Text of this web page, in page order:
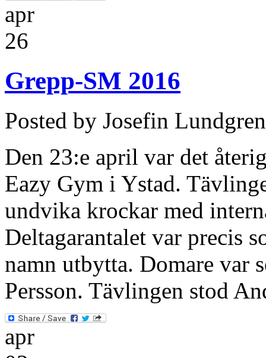
apr
26
Grepp-SM 2016
Posted by Josefin Lundgren
Den 23:e april var det
Eazy Gym i Ystad.
undvika krockar med
Deltagarantalet var precis
namn utbytta. Domare var
Persson. Tävlingen stod
apr